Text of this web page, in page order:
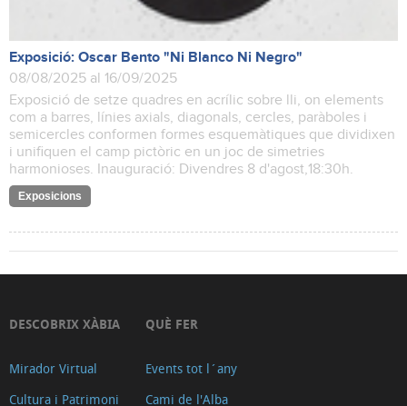
Exposició: Oscar Bento "Ni Blanco Ni Negro"
08/08/2025 al 16/09/2025
Exposició de setze quadres en acrílic sobre lli, on elements
com a barres, línies axials, diagonals, cercles, paràboles i
semicercles conformen formes esquemàtiques que dividixen
i unifiquen el camp pictòric en un joc de simetries
harmonioses. Inauguració: Divendres 8 d'agost,18:30h.
Exposicions
DESCOBRIX XÀBIA
Mirador Virtual
Cultura i Patrimoni
QUÈ FER
Events tot l´any
Cami de l'Alba